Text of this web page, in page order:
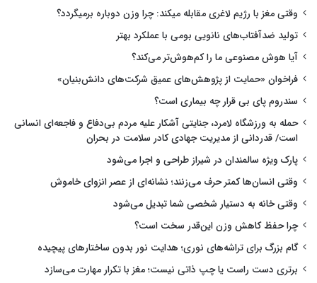
وقتی مغز با رژیم لاغری مقابله میکند: چرا وزن دوباره برمیگردد؟
تولید ضدآفتاب‌های نانویی بومی با عملکرد بهتر
آیا هوش مصنوعی ما را کم‌هوش‌تر می‌کند؟
فراخوان «حمایت از پژوهش‌های عمیق شرکت‌های دانش‌بنیان»
سندروم پای بی قرار چه بیماری است؟
حمله به ورزشگاه لامرد، جنایتی آشکار علیه مردم بی‌دفاع و فاجعه‌ای انسانی
است/ قدردانی از مدیریت جهادی کادر سلامت در بحران
پارک ویژه سالمندان در شیراز طراحی و اجرا می‌شود
وقتی انسان‌ها کمتر حرف می‌زنند؛ نشانه‌ای از عصر انزوای خاموش
وقتی خانه به دستیار شخصی شما تبدیل می‌شود
چرا حفظ کاهش وزن این‌قدر سخت است؟
گام بزرگ برای تراشه‌های نوری؛ هدایت نور بدون ساختارهای پیچیده
برتری دست راست یا چپ ذاتی نیست؛ مغز با تکرار مهارت می‌سازد